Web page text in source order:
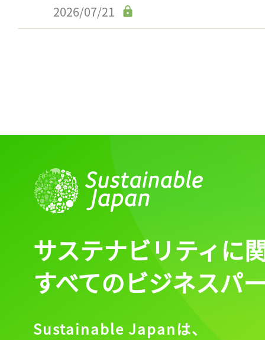
2026/07/21
サステナビリティに
すべてのビジネスパ
Sustainable Japanは、